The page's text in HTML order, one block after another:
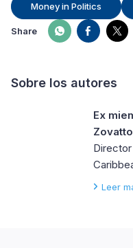
Money in Politics
Share
Sobre los autores
Ex
Zovatto
Leer